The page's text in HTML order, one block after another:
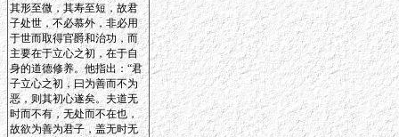
其形至微，其寿至短，故君
子处世，不必慕外，非必用
于世而取得官爵和治功，而
主要在于立心之初，在于自
身的道德修养。他指出：“君
子立心之初，曰为善而不为
恶，则其初心遂矣。夫道无
时而不有，无处而不在也，
故欲为善为君子，盖无时无